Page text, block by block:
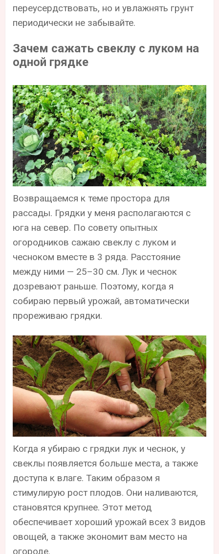
переусердствовать, но и увлажнять грунт
периодически не забывайте.
Зачем сажать свеклу с луком на
одной грядке
Возвращаемся к теме простора для
рассады. Грядки у меня располагаются с
юга на север. По совету опытных
огородников сажаю свеклу с луком и
чесноком вместе в 3 ряда. Расстояние
между ними — 25–30 см. Лук и чеснок
дозревают раньше. Поэтому, когда я
собираю первый урожай, автоматически
прореживаю грядки.
Когда я убираю с грядки лук и чеснок, у
свеклы появляется больше места, а также
доступа к влаге. Таким образом я
стимулирую рост плодов. Они наливаются,
становятся крупнее. Этот метод
обеспечивает хороший урожай всех 3 видов
овощей, а также экономит вам место на
огороде.